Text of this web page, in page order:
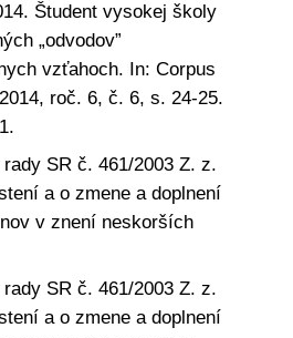
Študent vysokej školy
„odvodov”
vzťahoch. In: Corpus
roč. 6, č. 6, s. 24-25.
SR č. 461/2003 Z. z.
a o zmene a doplnení
v znení neskorších
SR č. 461/2003 Z. z.
a o zmene a doplnení